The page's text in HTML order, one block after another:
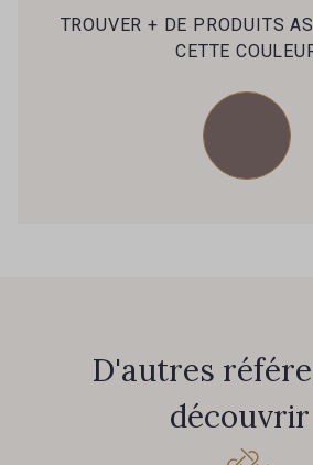
76 - Emeraude bleutée
TROUVER + DE PRODUITS
CETTE
D'autres
découvrir